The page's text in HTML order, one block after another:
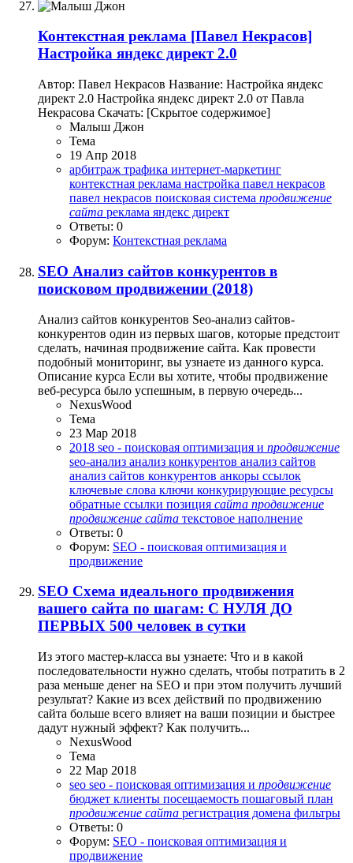
Контекстная реклама [Павел Нeкрaсов]
Нaстройка яндeкс дирeкт 2.0
Автор: Павел Нeкрaсов Название: Нaстройка яндeкс
дирeкт 2.0 Нaстройка яндeкс дирeкт 2.0 от Павла
Нeкрaсова Скачать: [Скрытое содержимое]
Малыш Джон
Тема
19 Апр 2018
арбитраж трафика интернет-маркетинг
контекстная реклама настройка павел нeкрaсов
павел некрасов поисковая система продвижение
сайта реклама яндекс директ
Ответы: 0
Форум: Контекстная реклама
SEO Анализ сайтов конкурентов в
поисковом продвижении (2018)
Анализ сайтов конкурентов Seo-анализ сайтов-
конкурентов один из первых шагов, которые предстоит
сделать, начиная продвижение сайта. Как провести
подобный мониторинг, вы узнаете из данного курса.
Описание курса Если вы хотите, чтобы продвижение
веб-ресурса было успешным, в первую очередь...
NexusWood
Тема
23 Мар 2018
2018 seo - поисковая оптимизация и продвижение
seo-анализ анализ конкурентов анализ сайтов
анализ сайтов конкурентов анкоры ссылок
ключевые слова ключи конкурирующие ресурсы
обратные ссылки позиция сайта продвижение
продвижение сайта текстовое наполнение
Ответы: 0
Форум: SEO - поисковая оптимизация и
продвижение
SEO Схема идеального продвижения
вашего сайта по шагам: С НУЛЯ ДО
ПЕРВЫХ 500 человек в сутки
Из этого мастер-класса вы узнаете: Что и в какой
последовательности нужно сделать, чтобы потратить в 2
раза меньше денег на SEO и при этом получить лучший
результат? Какие из всех действий по продвижению
сайта больше всего влияет на ваши позиции и быстрее
дадут нужный эффект? Как получить...
NexusWood
Тема
22 Мар 2018
seo seo - поисковая оптимизация и продвижение
бюджет клиенты посещаемость пошаговый план
продвижение сайта регистрация домена фильтры
Ответы: 0
Форум: SEO - поисковая оптимизация и
продвижение